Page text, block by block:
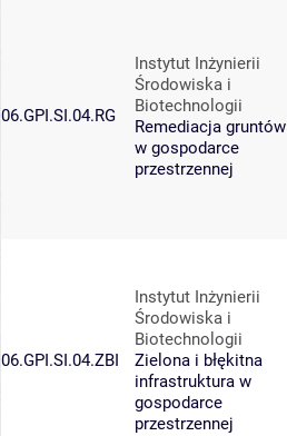
06.GPI.SI.04.RG
Instytut Inżynierii
Środowiska i
Biotechnologii
Remediacja gruntów
w gospodarce
przestrzennej
06.GPI.SI.04.ZBI
Instytut Inżynierii
Środowiska i
Biotechnologii
Zielona i błękitna
infrastruktura w
gospodarce
przestrzennej